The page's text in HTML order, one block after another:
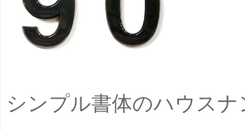
シンプル書体のハウスナ